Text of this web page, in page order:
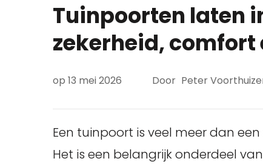
Tuinpoorten laten
zekerheid,
op 13 mei 2026 Door Peter
Een tuinpoort is veel meer dan
Het is een belangrijk onderdeel